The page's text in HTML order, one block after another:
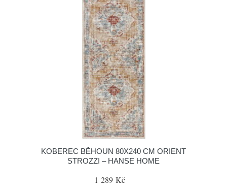
KOBEREC BĚHOUN 80X240 CM ORIENT
STROZZI – HANSE HOME
1 289 Kč